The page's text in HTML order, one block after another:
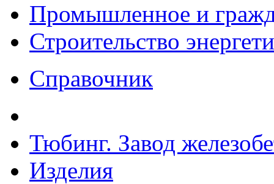
Промышленное и
Строительство
Справочник
Тюбинг. Завод
Изделия